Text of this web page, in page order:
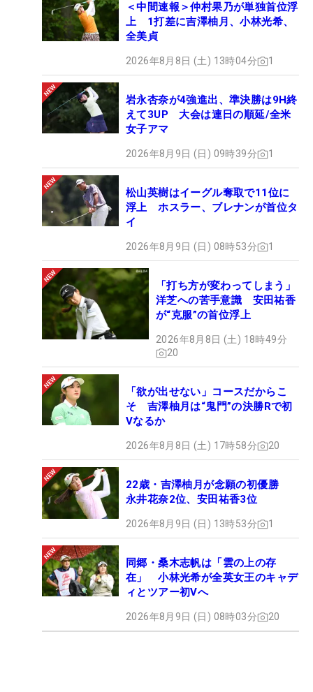
＜中間速報＞仲村果乃が単独首位浮
上 1打差に吉澤柚月、小林光希、
全美貞
2026年8月8日 (土) 13時04分 1
岩永杏奈が4強進出、準決勝は9H終
えて3UP 大会は連日の順延/全米
女子アマ
2026年8月9日 (日) 09時39分 1
松山英樹はイーグル奪取で11位に
浮上 ホスラー、ブレナンが首位タ
イ
2026年8月9日 (日) 08時53分 1
「打ち方が変わってしまう」
洋芝への苦手意識 安田祐香
が“克服”の首位浮上
2026年8月8日 (土) 18時49分
20
「欲が出せない」コースだからこ
そ 吉澤柚月は“鬼門”の決勝Rで初
Vなるか
2026年8月8日 (土) 17時58分 20
22歳・吉澤柚月が念願の初優勝
永井花奈2位、安田祐香3位
2026年8月9日 (日) 13時53分 1
同郷・桑木志帆は「雲の上の存
在」 小林光希が全英女王のキャデ
ィとツアー初Vへ
2026年8月9日 (日) 08時03分 20